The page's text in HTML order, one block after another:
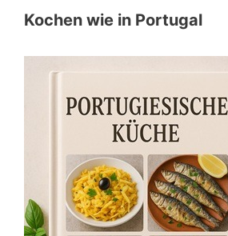
Kochen wie in Portugal